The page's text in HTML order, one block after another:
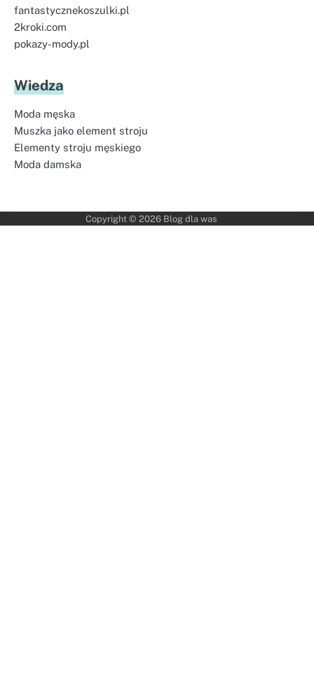
fantastycznekoszulki.pl
2kroki.com
pokazy-mody.pl
Wiedza
Moda męska
Muszka jako element stroju
Elementy stroju męskiego
Moda damska
Copyright © 2026 Blog dla was